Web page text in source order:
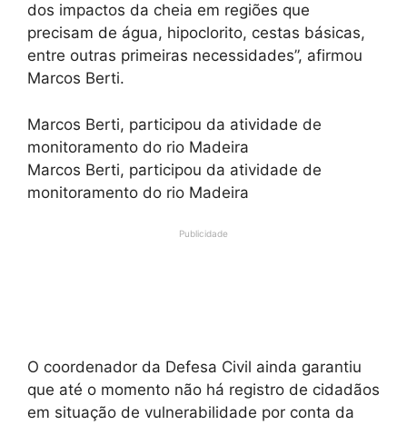
dos impactos da cheia em regiões que
precisam de água, hipoclorito, cestas básicas,
entre outras primeiras necessidades”, afirmou
Marcos Berti.
Marcos Berti, participou da atividade de
monitoramento do rio Madeira
Marcos Berti, participou da atividade de
monitoramento do rio Madeira
Publicidade
O coordenador da Defesa Civil ainda garantiu
que até o momento não há registro de cidadãos
em situação de vulnerabilidade por conta da